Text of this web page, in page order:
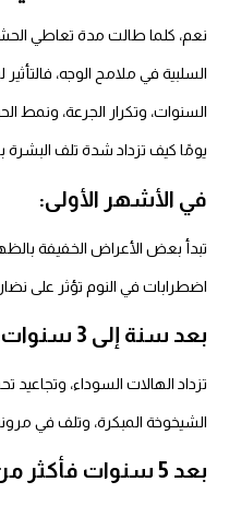
كلما طالت مدة تعاطي الحشيش،
في ملامح الوجه، فالتأثير
وتكرار الجرعة، ونمط
كيف تزداد شدة تلف البشرة
الأشهر الأولى:
بعض الأعراض الخفيفة
في النوم تؤثر على نضارة
سنة إلى 3 سنوات:
الهالات السوداء، وتجاعيد
المبكرة، وتلف في مرونة
فأكثر من التعاطي المزمن: